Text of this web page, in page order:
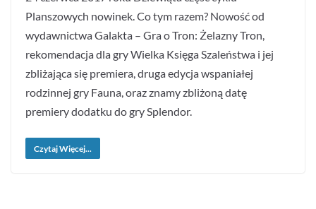
Planszowych nowinek. Co tym razem? Nowość od
wydawnictwa Galakta – Gra o Tron: Żelazny Tron,
rekomendacja dla gry Wielka Księga Szaleństwa i jej
zbliżająca się premiera, druga edycja wspaniałej
rodzinnej gry Fauna, oraz znamy zbliżoną datę
premiery dodatku do gry Splendor.
Czytaj Więcej...